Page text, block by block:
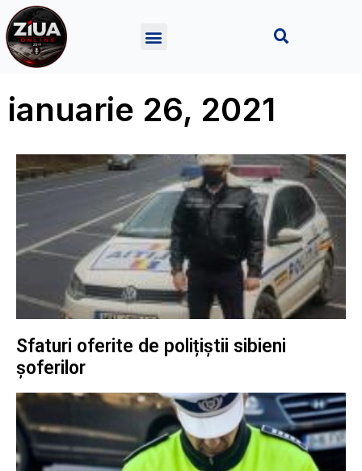
ianuarie 26, 2021
Sfaturi oferite de polițiștii sibieni
șoferilor